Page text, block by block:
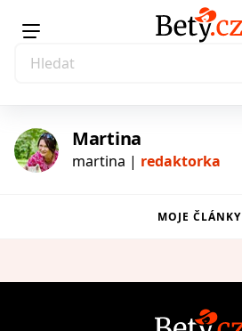
Martina
martina | redaktorka
MOJE ČLÁNKY